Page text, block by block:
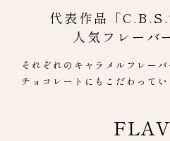
代表作品「
人気フレーバ
それぞれのキャラメルフレー
チョコレートにもこだわってい